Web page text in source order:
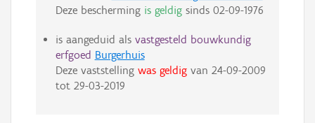
Deze bescherming is geldigsinds 02-09-1976
is aangeduid als vastgesteld bouwkundig
erfgoed Burgerhuis
Deze vaststelling was geldigvan 24-09-2009
tot 29-03-2019